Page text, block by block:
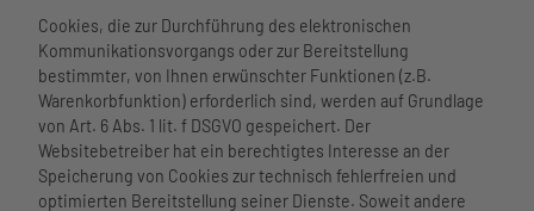
Cookies, die zur Durchführung des elektronischen
Kommunikationsvorgangs oder zur Bereitstellung
bestimmter, von Ihnen erwünschter Funktionen (z.B.
Warenkorbfunktion) erforderlich sind, werden auf Grundlage
von Art. 6 Abs. 1 lit. f DSGVO gespeichert. Der
Websitebetreiber hat ein berechtigtes Interesse an der
Speicherung von Cookies zur technisch fehlerfreien und
optimierten Bereitstellung seiner Dienste. Soweit andere